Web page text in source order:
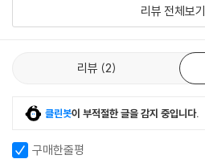
리뷰 전체보기
리뷰 2
클린봇이 부적절한 글을 감지 중입니다.
구매한줄평